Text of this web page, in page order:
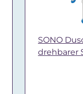
SONO
drehbarer